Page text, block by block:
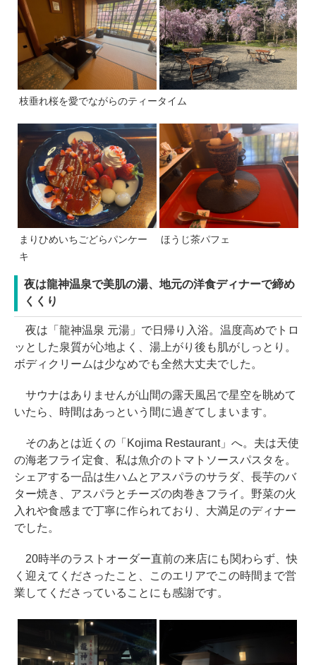
枝垂れ桜を愛でながらのティータイム
まりひめいちごどらパンケー
キ
ほうじ茶パフェ
夜は龍神温泉で美肌の湯、地元の洋食ディナーで締め
くくり
夜は「龍神温泉 元湯」で日帰り入浴。温度高めでトロ
ッとした泉質が心地よく、湯上がり後も肌がしっとり。
ボディクリームは少なめでも全然大丈夫でした。
サウナはありませんが山間の露天風呂で星空を眺めて
いたら、時間はあっという間に過ぎてしまいます。
そのあとは近くの「Kojima Restaurant」へ。夫は天使
の海老フライ定食、私は魚介のトマトソースパスタを。
シェアする一品は生ハムとアスパラのサラダ、長芋のバ
ター焼き、アスパラとチーズの肉巻きフライ。野菜の火
入れや食感まで丁寧に作られており、大満足のディナー
でした。
20時半のラストオーダー直前の来店にも関わらず、快
く迎えてくださったこと、このエリアでこの時間まで営
業してくださっていることにも感謝です。